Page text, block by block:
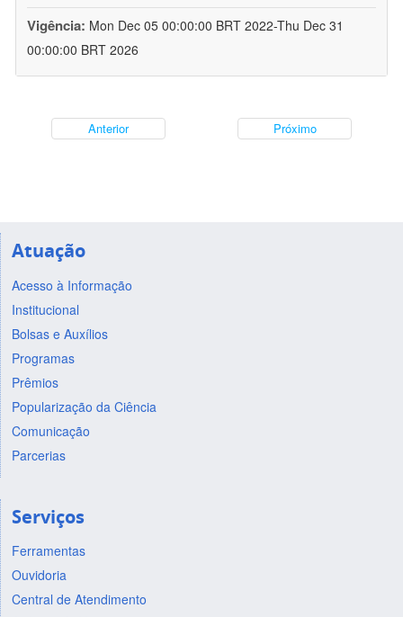
Vigência: Mon Dec 05 00:00:00 BRT 2022-Thu Dec 31
00:00:00 BRT 2026
Anterior Próximo
Atuação
Acesso à Informação
Institucional
Bolsas e Auxílios
Programas
Prêmios
Popularização da Ciência
Comunicação
Parcerias
Serviços
Ferramentas
Ouvidoria
Central de Atendimento